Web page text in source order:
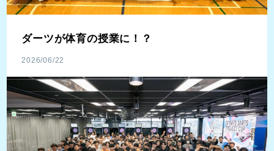
ダーツが体育の授業に！？
2026/06/22